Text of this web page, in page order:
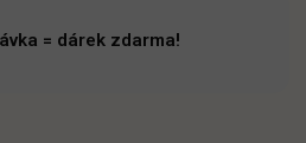
= dárek zdarma!